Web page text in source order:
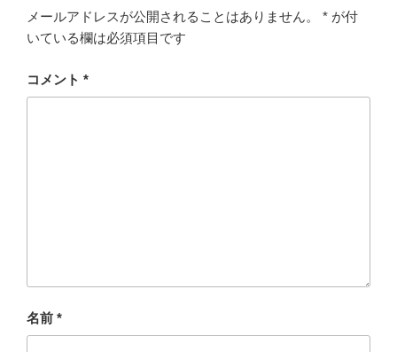
メールアドレスが公開されることはありません。 * が付
いている欄は必須項目です
コメント *
名前 *